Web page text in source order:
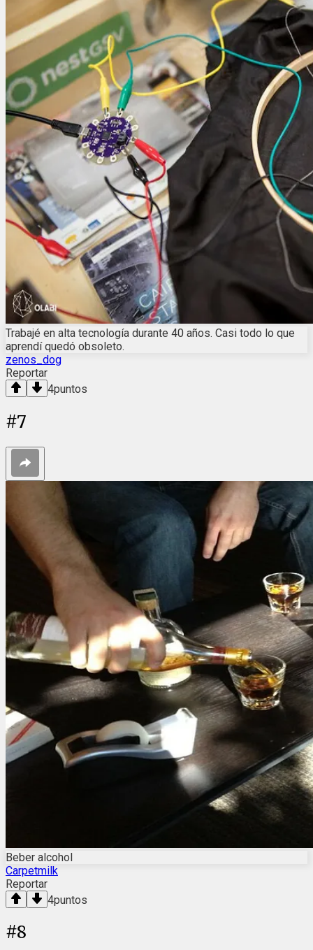
Trabajé en alta tecnología durante 40 años. Casi todo lo que
aprendí quedó obsoleto.
zenos_dog
Reportar
4puntos
#7
Beber alcohol
Carpetmilk
Reportar
4puntos
#8